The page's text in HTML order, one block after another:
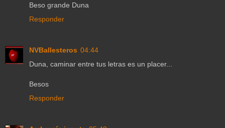
Beso grande Duna
Responder
NVBallesteros 04:44
Duna, caminar entre tus letras es un placer...
Besos
Responder